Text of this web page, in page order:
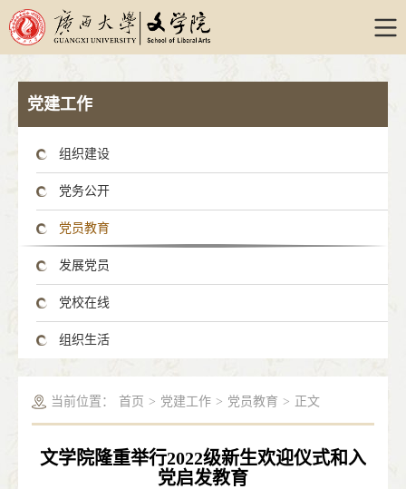
党建工作
组织建设
党务公开
党员教育
发展党员
党校在线
组织生活
当前位置： 首页 > 党建工作 > 党员教育 > 正文
文学院隆重举行2022级新生欢迎仪式和入
党启发教育